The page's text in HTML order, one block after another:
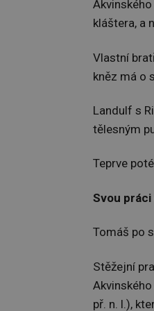
kláštera, a
Vlastní
kněz má o
Landulf s
tělesným
Teprve
Svou
Tomáš po
Stěžejní
př. n. l.),